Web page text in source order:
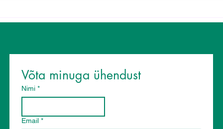
toituda? Nipid, kuidas
Võta minuga ühendust
Nimi *
Email *